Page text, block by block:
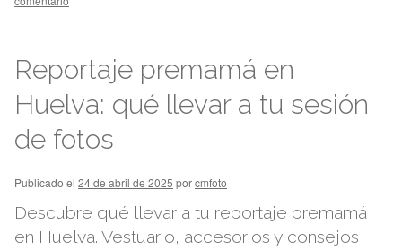
Reportaje premamá en
Huelva: qué llevar a tu sesión
de fotos
Publicado el 24 de abril de 2025 porcmfoto
Descubre qué llevar a tu reportaje premamá
en Huelva. Vestuario, accesorios y consejos